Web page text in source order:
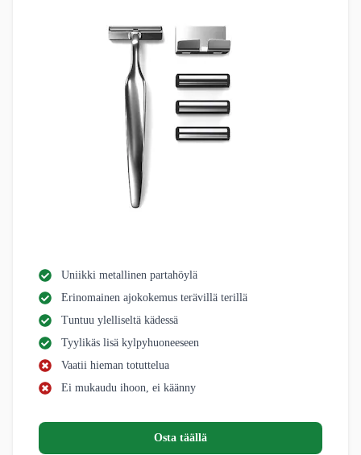
Uniikki metallinen partahöylä
Erinomainen ajokokemus terävillä terillä
Tuntuu ylelliseltä kädessä
Tyylikäs lisä kylpyhuoneeseen
Vaatii hieman totuttelua
Ei mukaudu ihoon, ei käänny
Osta täällä